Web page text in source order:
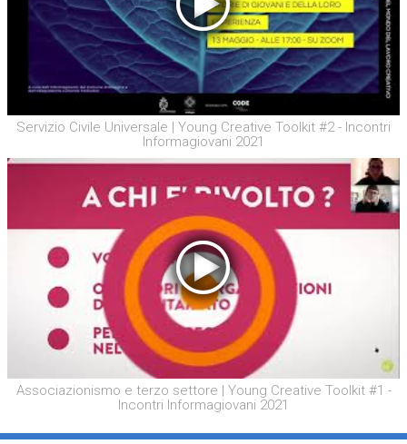
Servizio Civile Universale | Young Creative Toolkit #2 - Incontri
Informagiovani 2021
Associazionismo e terzo settore | Young Creative Toolkit #1 -
Incontri Informagiovani 2021